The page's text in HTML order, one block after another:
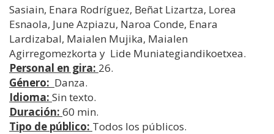
Sasiain, Enara Rodríguez, Beñat Lizartza, Lorea
Esnaola, June Azpiazu, Naroa Conde, Enara
Lardizabal, Maialen Mujika, Maialen
Agirregomezkorta y Lide Muniategiandikoetxea.
Personal en gira: 26.
Género: Danza.
Idioma: Sin texto.
Duración: 60 min.
Tipo de público: Todos los públicos.